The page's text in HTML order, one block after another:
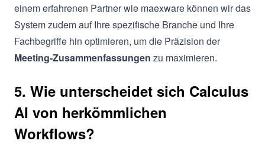
einem erfahrenen Partner wie maexware können wir das
System zudem auf Ihre spezifische Branche und Ihre
Fachbegriffe hin optimieren, um die Präzision der
Meeting-Zusammenfassungen zu maximieren.
5. Wie unterscheidet sich Calculus
AI von herkömmlichen
Workflows?